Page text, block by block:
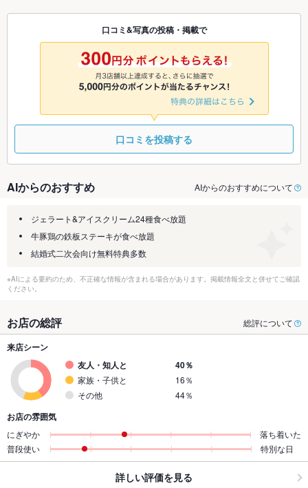
8/30 8/31 9/1
□
9/2
□
9/3
□
9/4 9/5
9/8
□
9/9
□
9/10
□
9/11
口コミ&写真の投稿・掲載で
口コミを投稿する
AIからのおすすめ AIからのおすすめについて
ジェラート&アイスクリーム24種食べ放題
牛豚鶏の鉄板ステーキが食べ放題
結婚式二次会向け無料特典多数
※AIによる要約のため、不正確な情報が含まれる場合があります。掲載情報全文と併せてご確認
ください。
お店の総評 総評について
来店シーン
友人・知人と
40％
家族・子供と
16％
その他
44％
お店の雰囲気
にぎやか
落ち着いた
普段使い
特別な日
詳しい評価を見る